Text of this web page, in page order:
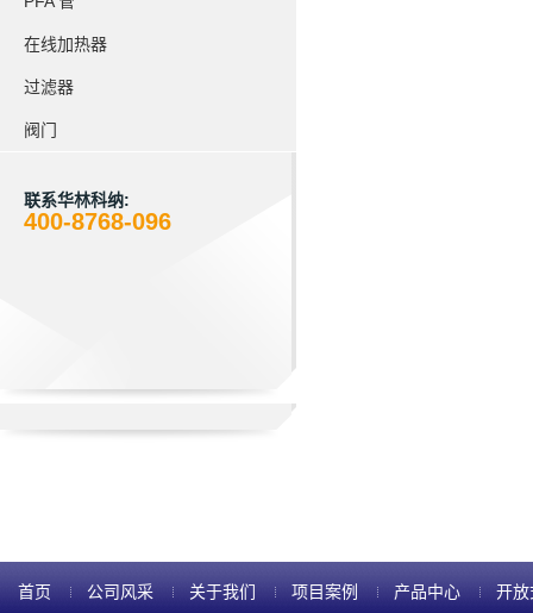
在线加热器
过滤器
阀门
联系华林科纳:
400-8768-096
首页 公司风采 关于我们 项目案例 产品中心 开放